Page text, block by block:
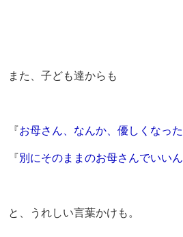
また、子ども達からも
『お母さん、なんか、優しくなっ
『別にそのままのお母さんでいい
と、うれしい言葉かけも。